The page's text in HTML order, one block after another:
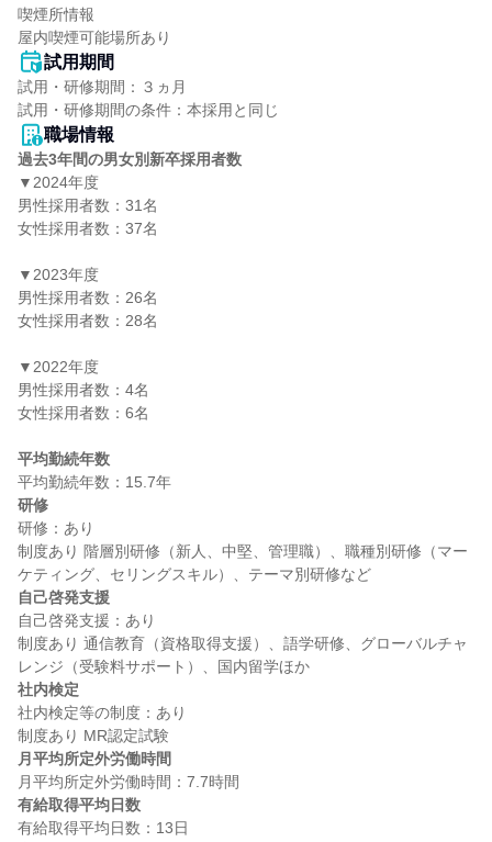
喫煙所情報
屋内喫煙可能場所あり
試用期間
試用・研修期間：３ヵ月
職場情報
過去3年間の男女別新卒採用者数
▼2024年度
男性採用者数：31名
女性採用者数：37名
▼2023年度
男性採用者数：26名
女性採用者数：28名
▼2022年度
男性採用者数：4名
女性採用者数：6名
平均勤続年数
研修
研修：あり
制度あり 階層別研修（新人、中堅、管理職）、職種別研修（マー
自己啓発支援
自己啓発支援：あり
制度あり 通信教育（資格取得支援）、語学研修、グローバルチャ
社内検定
社内検定等の制度：あり
月平均所定外労働時間
有給取得平均日数